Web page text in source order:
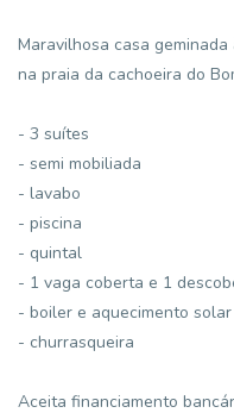
Maravilhosa casa
na praia da cachoeira do
- 3 suítes
- semi mobiliada
- lavabo
- piscina
- quintal
- 1 vaga coberta e 1
- boiler e aquecimento solar
- churrasqueira
Aceita financiamento